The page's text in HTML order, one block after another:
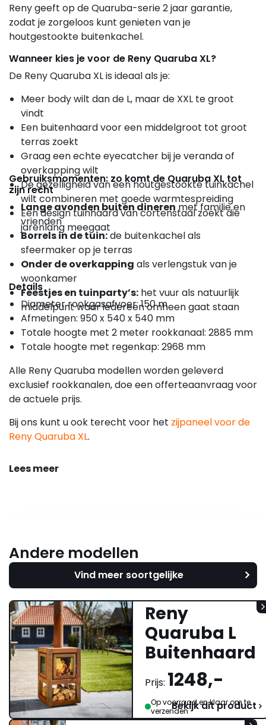
Reny geeft op de Quaruba-serie 2 jaar garantie,
zodat je zorgeloos kunt genieten van je
houtgestookte buitenkachel.
Wanneer kies je voor de Reny Quaruba XL?
De Reny Quaruba XL is ideaal als je:
Meer body wilt dan de L, maar de XXL te groot
vindt
Een buitenhaard voor een middelgroot tot groot
terras zoekt
Graag een echte eyecatcher bij je veranda of
overkapping wilt
De gezelligheid van een houtgestookte tuinkachel
wilt combineren met goede warmtespreiding
Een design tuinhaard van cortenstaal zoekt die
jarenlang meegaat
Gebruiksmomenten: zo komt de Quaruba XL tot
zijn recht
Lange avonden buiten dinerenmet familie en
vrienden
Borrels in de tuin:de buitenkachel als
sfeermaker op je terras
Onder de overkapping als verlengstuk van je
woonkamer
Feestjes en tuinparty’s: het vuur als natuurlijk
middelpunt waar iedereen omheen gaat staan
Details
Diameter rookgasafvoer: 150 m
Afmetingen: 950 x 540 x 540 mm
Totale hoogte met 2 meter rookkanaal: 2885 mm
Totale hoogte met regenkap: 2968 mm
Alle Reny Quaruba modellen worden geleverd
exclusief rookkanalen, doe een offerteaanvraag voor
de actuele prijs.
Bij ons kunt u ook terecht voor het zijpaneel voor de
Reny Quaruba XL.
Lees meer
Andere modellen
Vind meer soortgelijke
Reny
Quaruba L
Buitenhaard
Prijs: 1248,-
Op voorraad en klaar om te
verzendenBekijk dit product